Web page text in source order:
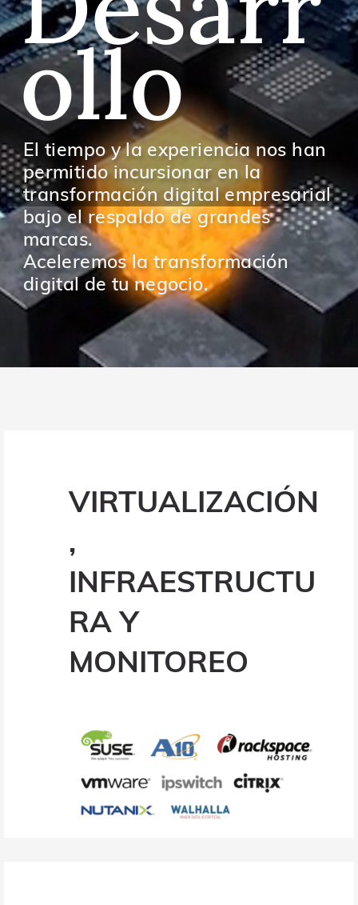
ollo
El tiempo y la experiencia nos han
permitido incursionar en la
transformación digital empresarial
bajo el respaldo de grandes
marcas.
Aceleremos la transformación
digital de tu negocio.
VIRTUALIZACIÓN
,
INFRAESTRUCTU
RA Y
MONITOREO